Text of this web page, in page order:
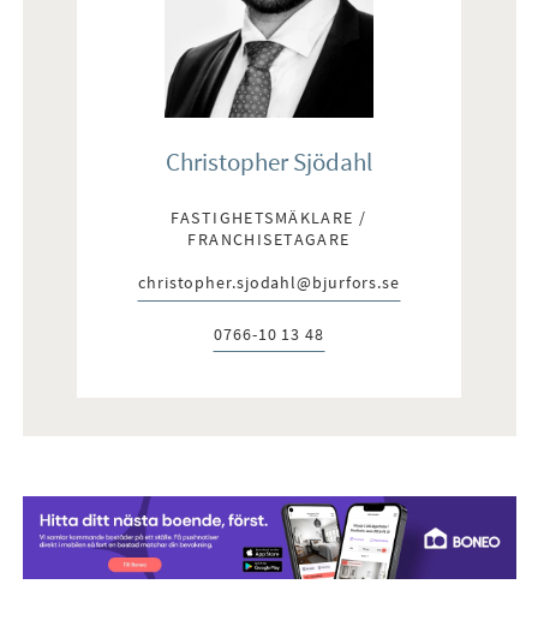
Christopher Sjödahl
FASTIGHETSMÄKLARE /
FRANCHISETAGARE
E-post:
christopher.sjodahl@bjurfors.se
Telefon:
0766-10 13 48